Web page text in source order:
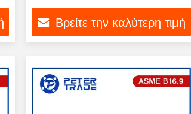
αγκώνα
Βρείτε την καλύτερη τιμή